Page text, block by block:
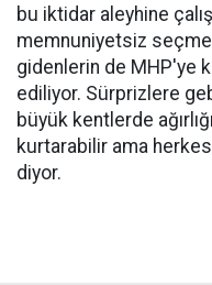
bu iktidar aleyhine
memnuniyetsiz
gidenlerin de MHP'ye
ediliyor. Sürprizlere
büyük kentlerde
kurtarabilir ama
diyor.